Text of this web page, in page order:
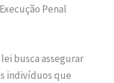
Penal
lei busca assegurar
indivíduos que